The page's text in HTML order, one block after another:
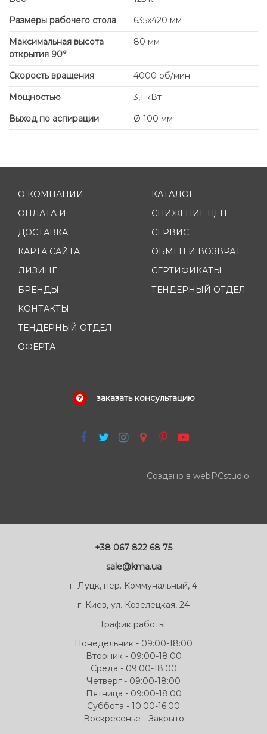
Размеры рабочего стола
635x420 мм
Максимальная высота
открытия 90°
80 мм
Скорость вращения
4000 об/мин
Мощностью
3,1 кВт
Выход по аспирации
Ø 100 мм
О КОМПАНИИ
ОПЛАТА И
ДОСТАВКА
КАРТА САЙТА
ЛИЗИНГ
БРЕНДЫ
КОНТАКТЫ
ТЕНДЕРНЫЙ ОТДЕЛ
ОФЕРТА
КАТАЛОГ
СНИЖЕНИЕ ЦЕН
СЕРВИС
ОБМЕН И ВОЗВРАТ
СЕРТИФИКАТЫ
ТЕНДЕРНЫЙ ОТДЕЛ
заказать консультацию
Создано в webPCstudio
+38 067 822 68 75
sale@kma.ua
г. Луцк, пер. Коммунальный, 4
г. Киев, ул. Козелецкая, 24
График работы:
Понедельник - 09:00-18:00
Вторник - 09:00-18:00
Среда - 09:00-18:00
Четверг - 09:00-18:00
Пятница - 09:00-18:00
Суббота - 10:00-16:00
Воскресенье - Закрыто